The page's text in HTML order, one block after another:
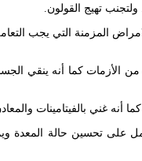
تهيج القولون.
الامراض المزمنة التي
من الأزمات كما أنه ينقي
غني بالفيتامينات
تحسين حالة المعدة